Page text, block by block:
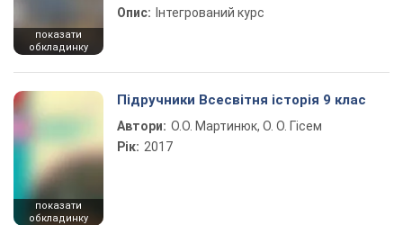
показати
обкладинку
Опис: Інтегрований курс
показати
обкладинку
Підручники Всесвітня історія 9 клас
Автори: О.О. Мартинюк, О. О. Гісем
Рік: 2017